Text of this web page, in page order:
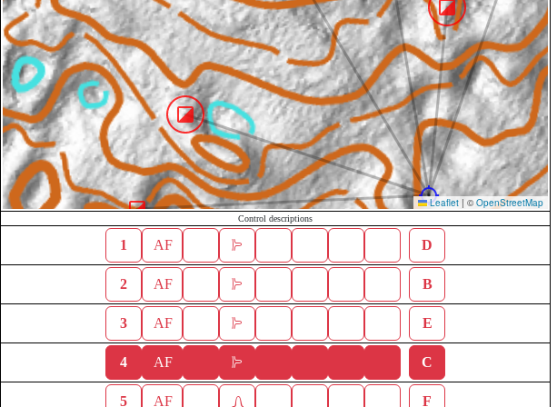
Leaflet | ©OpenStreetMap
Control descriptions
1 AF D
2 AF B
3 AF E
4 AF C
5 AF F